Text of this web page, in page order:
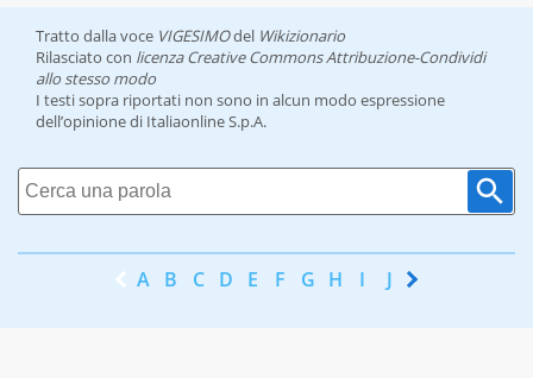
Tratto dalla voce VIGESIMOdel Wikizionario
Rilasciato con licenza Creative Commons Attribuzione-Condividi
allo stesso modo
I testi sopra riportati non sono in alcun modo espressione
dell’opinione di Italiaonline S.p.A.
A B C D E F G H I J K